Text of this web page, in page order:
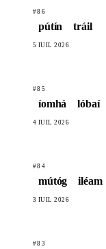
#86
pútín tráil
5 IÚIL 2026
#85
íomhá lóbaí
4 IÚIL 2026
#84
mútóg iléam
3 IÚIL 2026
#83